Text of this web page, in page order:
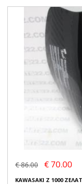
€ 86.00 € 70.00
KAWASAKI Z 1000